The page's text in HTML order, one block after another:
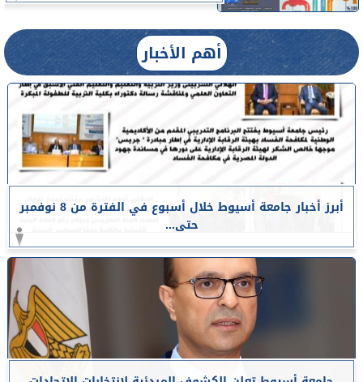
أهم الأخبار
أبرز أخبار جامعة أسيوط خلال أسبوع في الفترة من 8 نوفمبر
حتى...